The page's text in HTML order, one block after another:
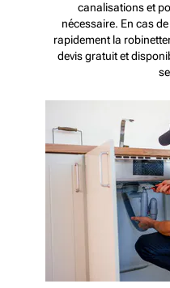
canalisations et
nécessaire. En cas
rapidement la
devis gratuit et